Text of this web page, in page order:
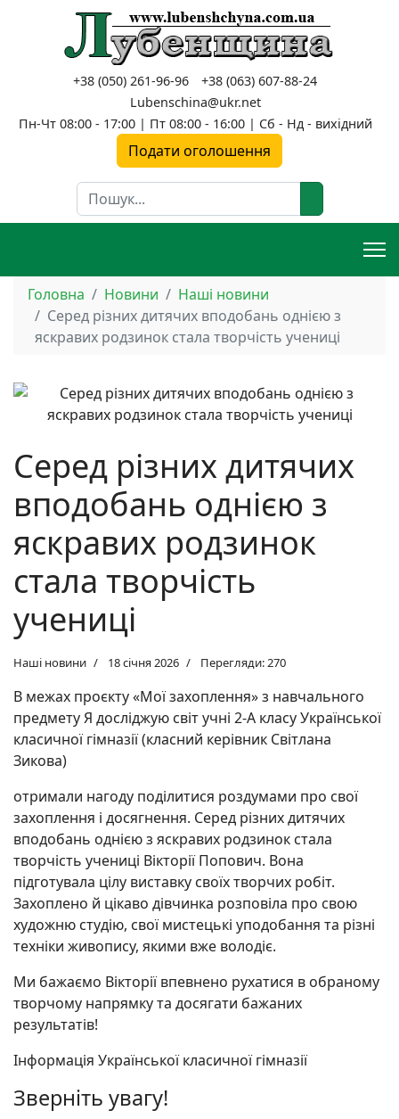
+38 (050) 261-96-96
+38 (063) 607-88-24
Lubenschina@ukr.net
Пн-Чт 08:00 - 17:00 | Пт 08:00 - 16:00 | Сб - Нд - вихідний
Подати оголошення
Пошук
Головна Новини
Наші новини
Серед різних дитячих вподобань однією з
яскравих родзинок стала творчість учениці
Серед різних дитячих
вподобань однією з
яскравих родзинок
стала творчість
учениці
Наші новини 18 січня 2026 Перегляди: 270
В межах проєкту «Мої захоплення» з навчального
предмету Я досліджую світ учні 2-А класу Української
класичної гімназії (класний керівник Світлана
Зикова)
отримали нагоду поділитися роздумами про свої
захоплення і досягнення. Серед різних дитячих
вподобань однією з яскравих родзинок стала
творчість учениці Вікторії Попович. Вона
підготувала цілу виставку своїх творчих робіт.
Захоплено й цікаво дівчинка розповіла про свою
художню студію, свої мистецькі уподобання та різні
техніки живопису, якими вже володіє.
Ми бажаємо Вікторії впевнено рухатися в обраному
творчому напрямку та досягати бажаних
результатів!
Інформація Української класичної гімназії
Зверніть увагу!